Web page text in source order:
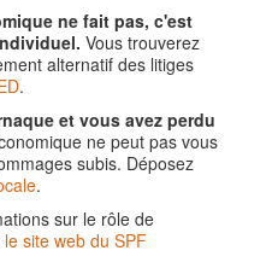
ne fait pas, c'est
Vous trouverez
alternatif des litiges
.
et vous avez perdu
ne peut pas vous
subis. Déposez
.
sur le rôle de
le site web du SPF